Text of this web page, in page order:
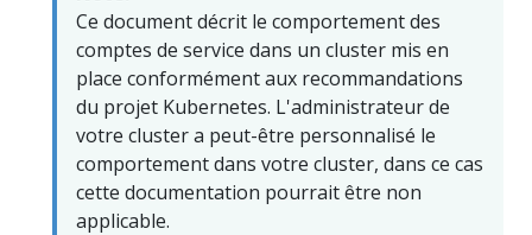
Ce document décrit le comportement des
comptes de service dans un cluster mis en
place conformément aux recommandations
du projet Kubernetes. L'administrateur de
votre cluster a peut-être personnalisé le
comportement dans votre cluster, dans ce cas
cette documentation pourrait être non
applicable.